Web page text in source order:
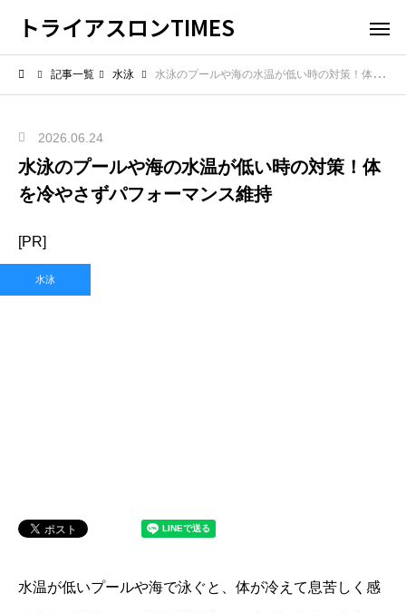
トライアスロンTIMES
記事一覧 水泳 水泳のプールや海の水温が低い時の対策！体を冷やさずパフォーマンス維持
2026.06.24
水泳のプールや海の水温が低い時の対策！体
を冷やさずパフォーマンス維持
[PR]
水泳
水温が低いプールや海で泳ぐと、体が冷えて息苦しく感